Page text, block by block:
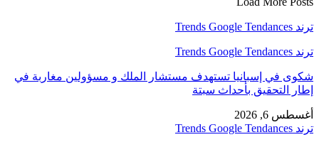
ترند Trends Google Tendances
ترند Trends Google Tendances
شكوى في إسبانيا تستهدف مستشار الملك و مسؤولين مغاربة في
إطار التحقيق بأحداث سبتة
أغسطس 6, 2026
ترند Trends Google Tendances